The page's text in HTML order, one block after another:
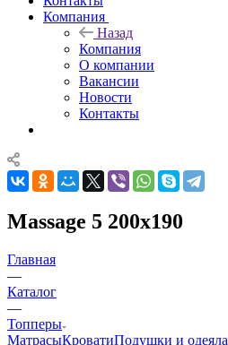
Компания
Назад
Компания
О компании
Вакансии
Новости
Контакты
Massage 5 200x190
Главная
—
Каталог
—
Топперы
МатрасыКроватиПодушки и одеяла